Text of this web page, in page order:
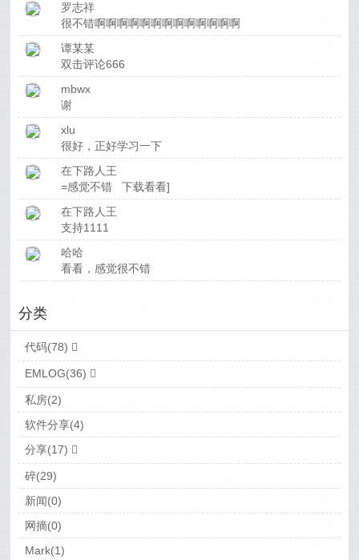
罗志祥
很不错啊啊啊啊啊啊啊啊啊啊啊啊啊
谭某某
双击评论666
mbwx
谢
xlu
很好，正好学习一下
在下路人王
=感觉不错 下载看看]
在下路人王
支持1111
哈哈
看看，感觉很不错
分类
代码(78)
EMLOG(36)
私房(2)
软件分享(4)
分享(17)
碎(29)
新闻(0)
网摘(0)
Mark(1)